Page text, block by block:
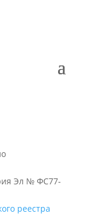
Эл № ФС77-
реестра